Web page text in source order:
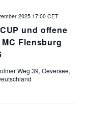
und offene
Flensburg
2025 17:00CET
Weg 39, Oeversee,